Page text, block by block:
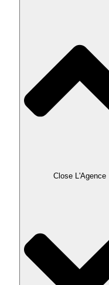
Close L'Agence